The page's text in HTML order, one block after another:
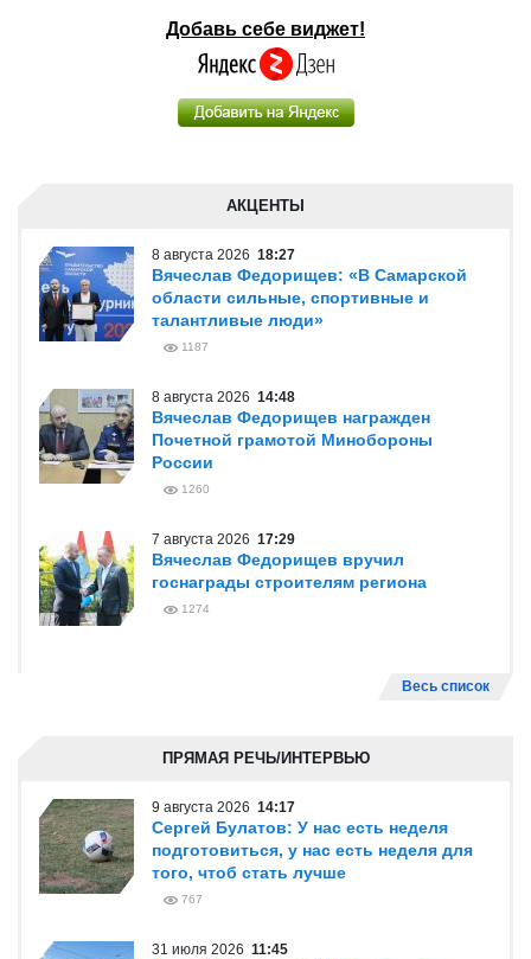
Добавь себе виджет!
АКЦЕНТЫ
8 августа 2026 18:27
Вячеслав Федорищев: «В Самарской
области сильные, спортивные и
талантливые люди»
1187
8 августа 2026 14:48
Вячеслав Федорищев награжден
Почетной грамотой Минобороны
России
1260
7 августа 2026 17:29
Вячеслав Федорищев вручил
госнаграды строителям региона
1274
Весь список
ПРЯМАЯ РЕЧЬ/ИНТЕРВЬЮ
9 августа 2026 14:17
Сергей Булатов: У нас есть неделя
подготовиться, у нас есть неделя для
того, чтоб стать лучше
767
31 июля 2026 11:45